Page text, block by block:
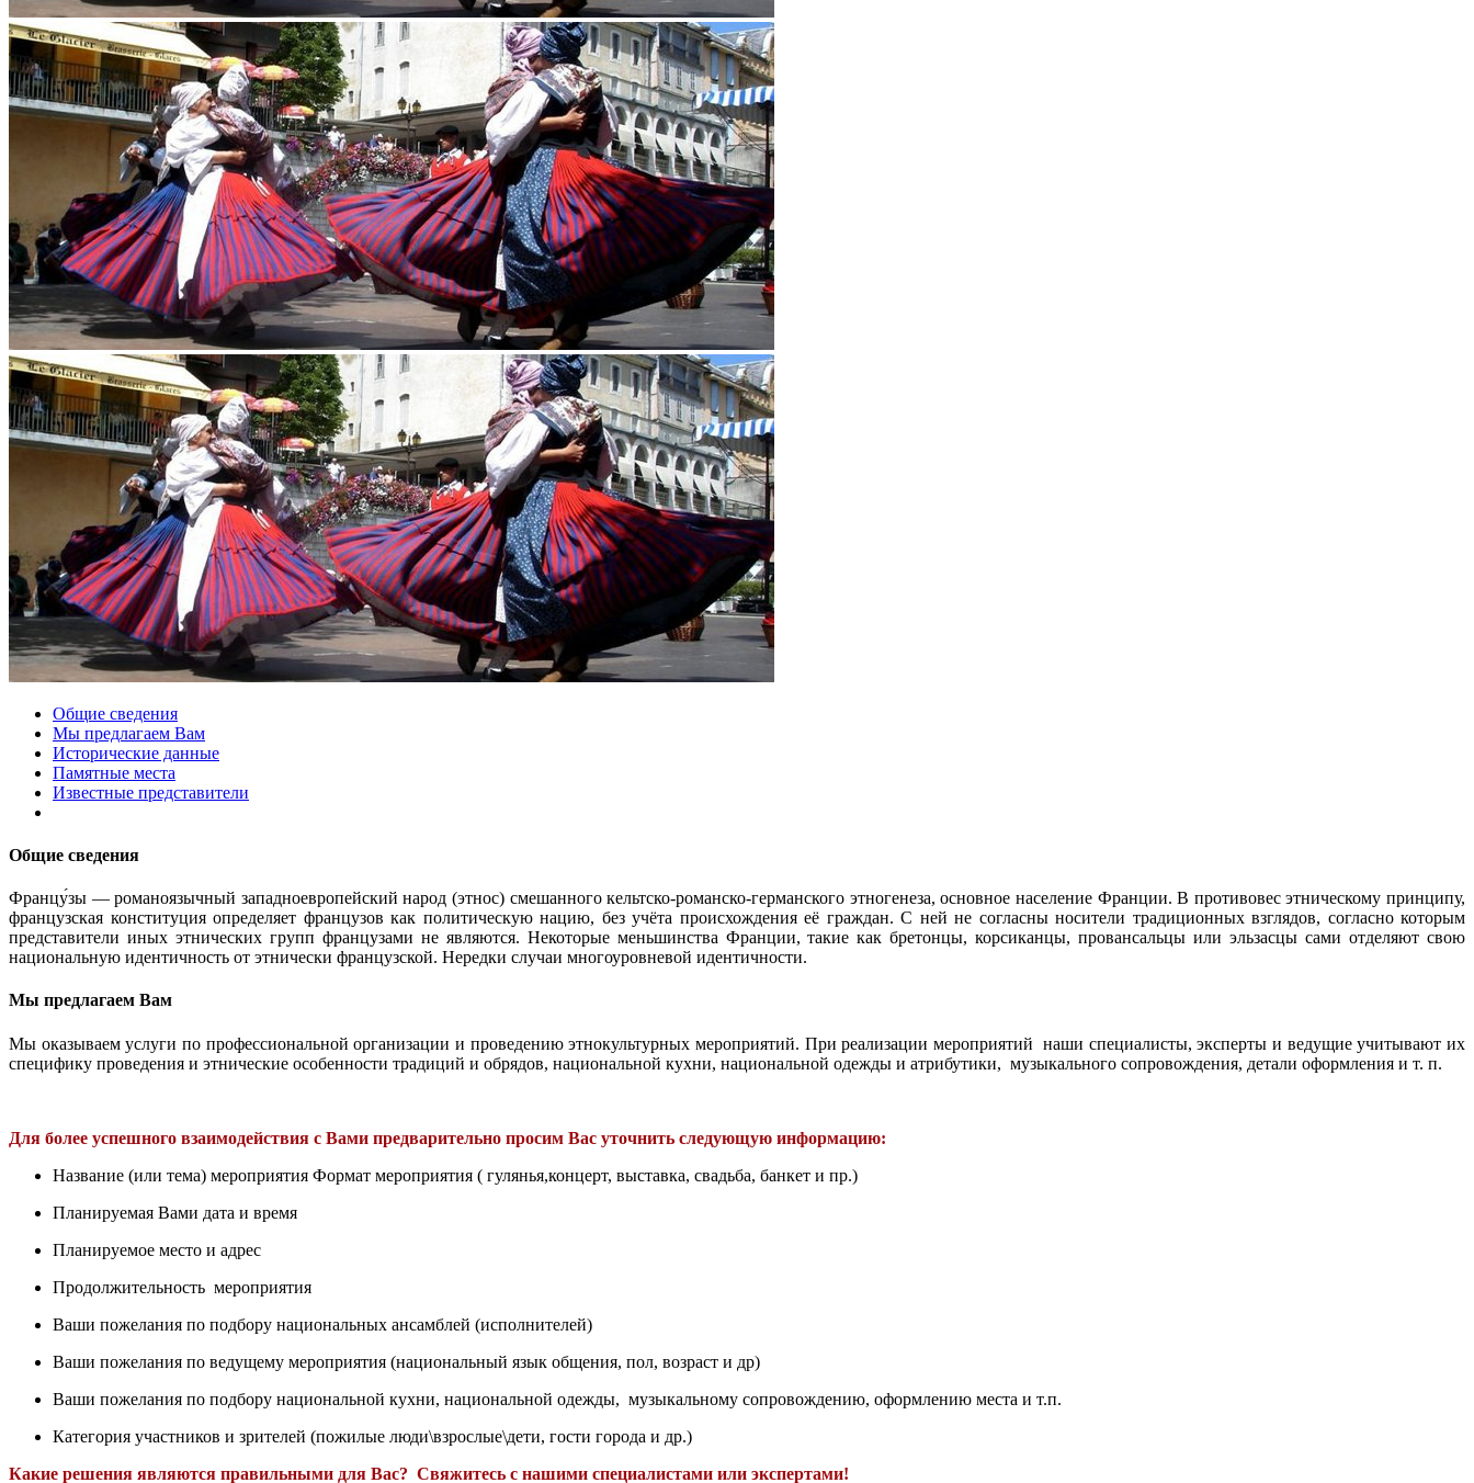
Общие сведения
Мы предлагаем Вам
Исторические данные
Памятные места
Известные представители
Общие сведения
Францу́зы — романоязычный западноевропейский народ (этнос) смешанного кельтско-романско-германского этногенеза, основное население Франции. В противовес этническому принципу,
французская конституция определяет французов как политическую нацию, без учёта происхождения её граждан. С ней не согласны носители традиционных взглядов, согласно которым
представители иных этнических групп французами не являются. Некоторые меньшинства Франции, такие как бретонцы, корсиканцы, провансальцы или эльзасцы сами отделяют свою
национальную идентичность от этнически французской. Нередки случаи многоуровневой идентичности.
Мы предлагаем Вам
Мы оказываем услуги по профессиональной организации и проведению этнокультурных мероприятий. При реализации мероприятий наши специалисты, эксперты и ведущие учитывают их
специфику проведения и этнические особенности традиций и обрядов, национальной кухни, национальной одежды и атрибутики, музыкального сопровождения, детали оформления и т. п.
Для более успешного взаимодействия с Вами предварительно просим Вас уточнить следующую информацию:
Название (или тема) мероприятия Формат мероприятия ( гулянья,концерт, выставка, свадьба, банкет и пр.)
Планируемая Вами дата и время
Планируемое место и адрес
Продолжительность мероприятия
Ваши пожелания по подбору национальных ансамблей (исполнителей)
Ваши пожелания по ведущему мероприятия (национальный язык общения, пол, возраст и др)
Ваши пожелания по подбору национальной кухни, национальной одежды, музыкальному сопровождению, оформлению места и т.п.
Категория участников и зрителей (пожилые люди\взрослые\дети, гости города и др.)
Какие решения являются правильными для Вас? Свяжитесь с нашими специалистами или экспертами!